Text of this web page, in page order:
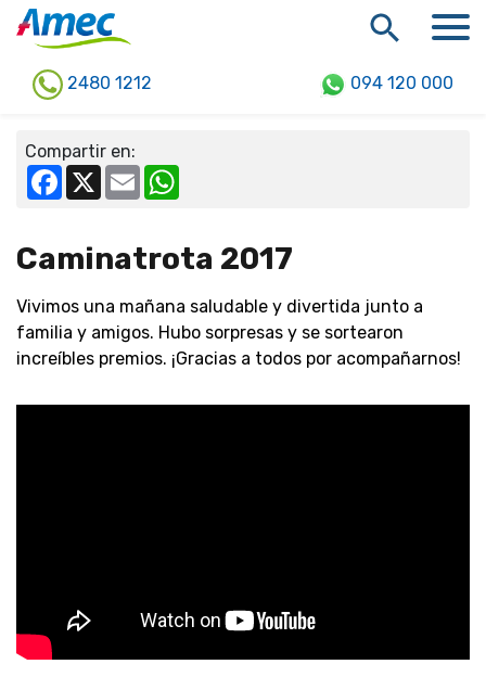
2480 1212 094 120 000
Compartir en:
Facebook
X Email
Caminatrota 2017
Vivimos una mañana saludable y divertida junto a
familia y amigos. Hubo sorpresas y se sortearon
increíbles premios. ¡Gracias a todos por acompañarnos!